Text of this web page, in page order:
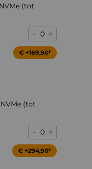
(tot
- 0 +
€ +169,90*
(tot
- 0 +
€ +294,90*